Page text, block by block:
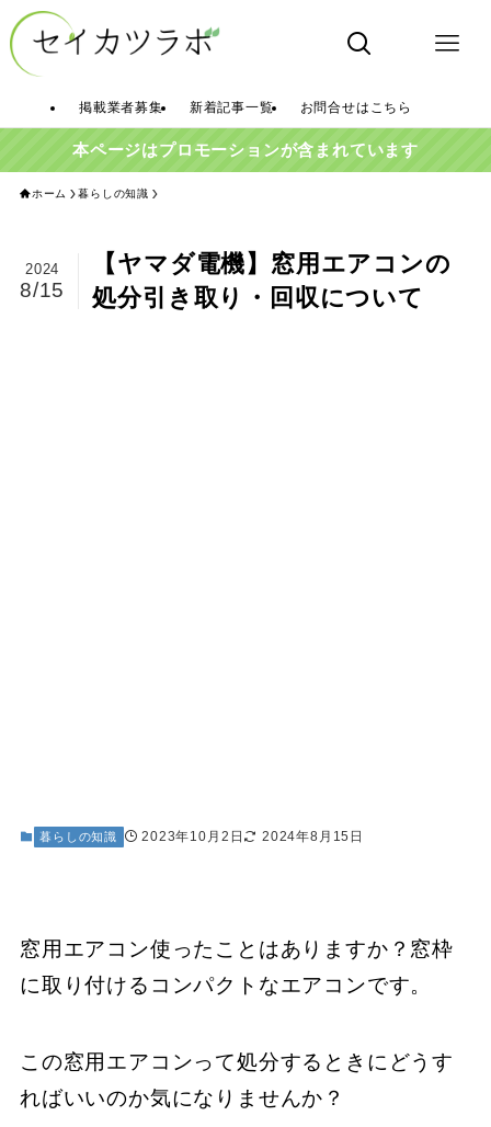
掲載業者募集 新着記事一覧 お問合せはこちら
本ページはプロモーションが含まれています
ホーム 暮らしの知識
【ヤマダ電機】窓用エアコンの
処分引き取り・回収について
2024
8/15
暮らしの知識 2023年10月2日 2024年8月15日
窓用エアコン使ったことはありますか？窓枠
に取り付けるコンパクトなエアコンです。
この窓用エアコンって処分するときにどうす
ればいいのか気になりませんか？